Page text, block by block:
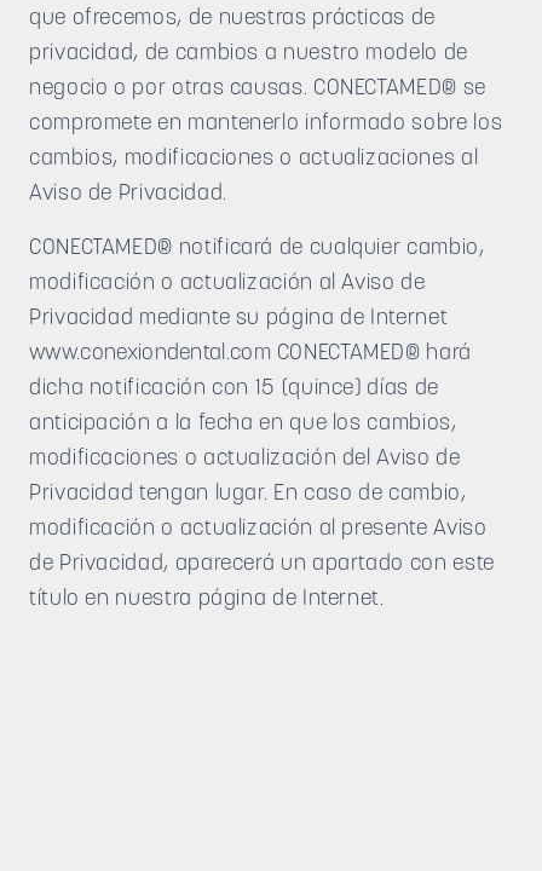
que ofrecemos, de nuestras prácticas de
privacidad, de cambios a nuestro modelo de
negocio o por otras causas. CONECTAMED® se
compromete en mantenerlo informado sobre los
cambios, modificaciones o actualizaciones al
Aviso de Privacidad.
CONECTAMED® notificará de cualquier cambio,
modificación o actualización al Aviso de
Privacidad mediante su página de Internet
www.conexiondental.com CONECTAMED® hará
dicha notificación con 15 (quince) días de
anticipación a la fecha en que los cambios,
modificaciones o actualización del Aviso de
Privacidad tengan lugar. En caso de cambio,
modificación o actualización al presente Aviso
de Privacidad, aparecerá un apartado con este
título en nuestra página de Internet.